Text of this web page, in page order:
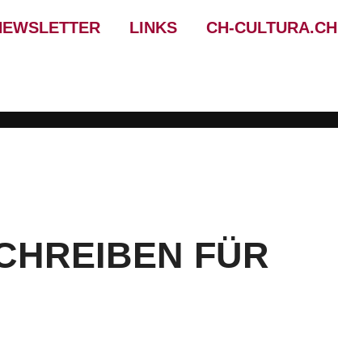
LINKS CH-CULTURA.CH
FÜR